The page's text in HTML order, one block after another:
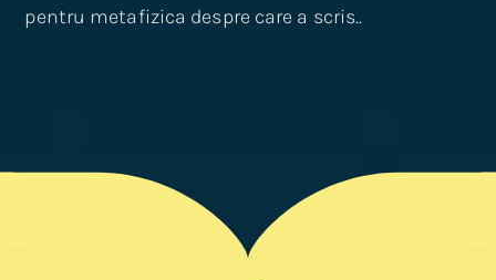
pentru metafizica despre care a scris..